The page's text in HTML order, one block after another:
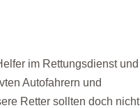
im Rettungsdienst und
Autofahrern und
Retter sollten doch nicht